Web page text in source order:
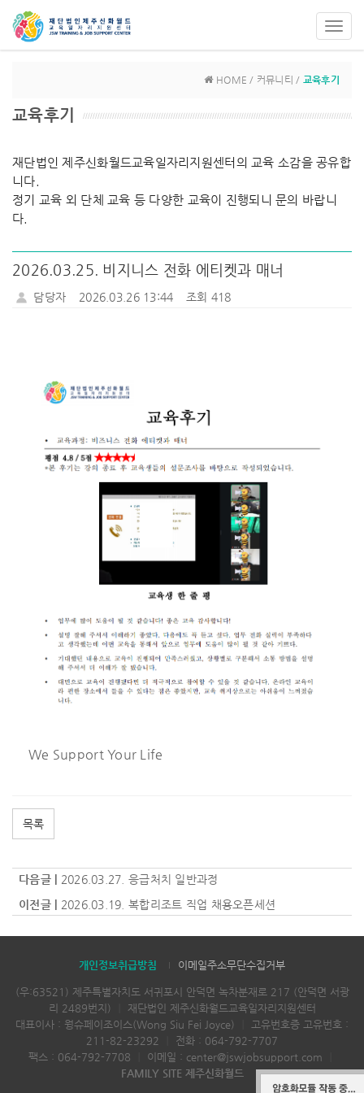
HOME / 커뮤니티 / 교육후기
교육후기
재단법인 제주신화월드교육일자리지원센터의 교육 소감을 공유합
니다.
정기 교육 외 단체 교육 등 다양한 교육이 진행되니 문의 바랍니
다.
2026.03.25. 비지니스 전화 에티켓과 매너
담당자 2026.03.26 13:44 조회 418
We Support Your Life
목록
다음글 | 2026.03.27. 응급처치 일반과정
이전글 | 2026.03.19. 복합리조트 직업 채용오픈세션
개인정보취급방침 이메일주소무단수집거부
(우:63521) 제주특별자치도 서귀포시 안덕면 녹차분재로 217 (안덕면 서광
리 2489번지)
재단법인 제주신화월드교육일자리지원센터
대표이사 : 웡슈페이조이스(Wong Siu Fei Joyce)
고유번호증 고유번호 :
211-82-23292
전화 : 064-792-7707
팩스 : 064-792-7708
이메일 : center@jswjobsupport.com
FAMILY SITE 제주신화월드